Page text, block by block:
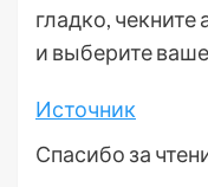
гладко,
и выберите
Источник
Спасибо за